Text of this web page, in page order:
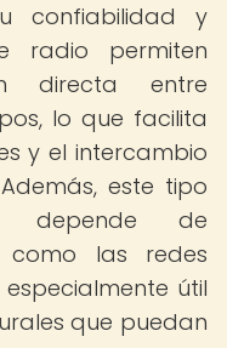
confiabilidad y
radio permiten
directa entre
lo que facilita
y el intercambio
este tipo
depende de
como las redes
útil
que puedan